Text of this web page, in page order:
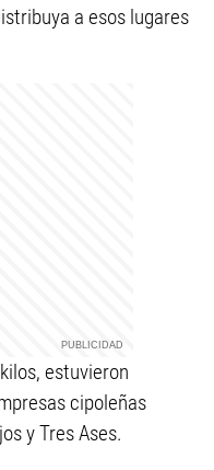
a esos lugares
estuvieron
cipoleñas
y Tres Ases.